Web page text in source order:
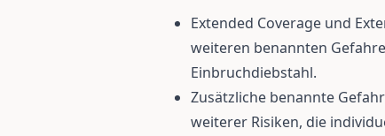
Extended Coverage und
weiteren benannten
Einbruchdiebstahl.
Zusätzliche benannte
weiterer Risiken, die